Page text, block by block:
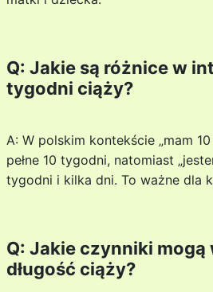
Q: Jakie są różnice w
tygodni ciąży?
A: W polskim kontekście „mam
pełne 10 tygodni, natomiast
tygodni i kilka dni. To ważne dla
Q: Jakie czynniki mogą
długość ciąży?